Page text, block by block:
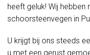
heeft geluk! Wij hebben
schoorsteenvegen in
U krijgt bij ons steeds
u met een gerust